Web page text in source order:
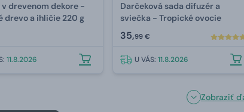
v drevenom dekore -
drevo a ihličie 220 g
11.8.2026
Darčeková sada difuzér a
sviečka - Tropické ovocie
35,99 €
U VÁS: 11.8.2026
Zobraziť